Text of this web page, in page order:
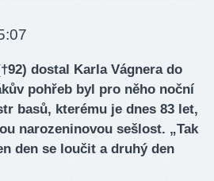
dostal Karla Vágnera do
pohřeb byl pro něho noční
basů, kterému je dnes 83 let,
narozeninovou sešlost. „Tak
den se loučit a druhý den